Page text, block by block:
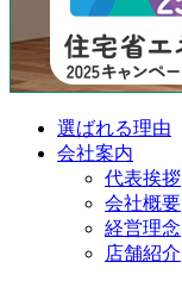
選ばれる理由
会社案内
代表挨拶
会社概要
経営理念
店舗紹介